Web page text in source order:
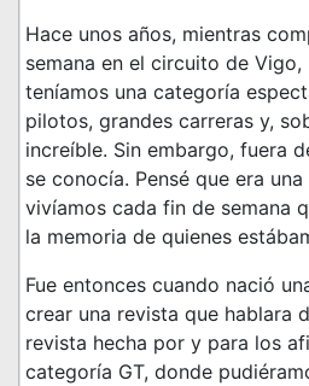
Hace unos años, mientras
semana en el circuito de
teníamos una categoría
pilotos, grandes carreras y,
increíble. Sin embargo, fuera
se conocía. Pensé que era
vivíamos cada fin de semana
la memoria de quienes
Fue entonces cuando nació
crear una revista que hablara
revista hecha por y para los
categoría GT, donde